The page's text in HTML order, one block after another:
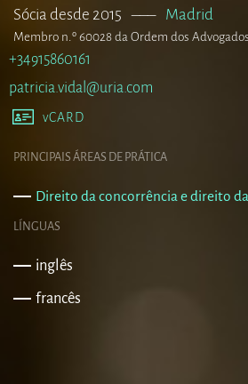
Sócia desde 2015 ––– Madrid
Membro n.º 60028 da Ordem dos
+34915860161
patricia.vidal@uria.com
vCARD
PRINCIPAIS ÁREAS DE PRÁTICA
Direito da concorrência e direito
LÍNGUAS
inglês
francês